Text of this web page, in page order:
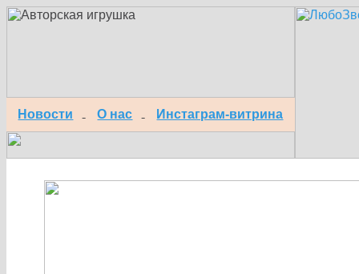
Новости О нас Инстаграм-витрина